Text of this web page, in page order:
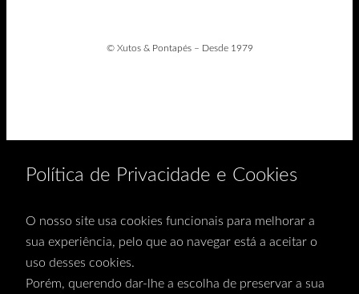
© Xutos & Pontapés – Desde 1979
Política de Privacidade e Cookies
O nosso site usa cookies funcionais para melhorar a
sua experiência, pelo que ao navegar está a aceitar o
uso desses cookies.
Porém, querendo dar-lhe a escolha de preservar a sua